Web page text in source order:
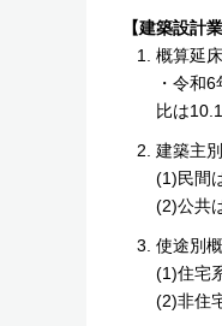
【建築設計
概算延
・令和
比は
建築主
(1)民間
(2)公共
使途別
(1)住宅
(2)非住